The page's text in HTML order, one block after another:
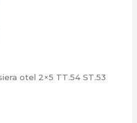
otel 2×5 TT.54 ST.53